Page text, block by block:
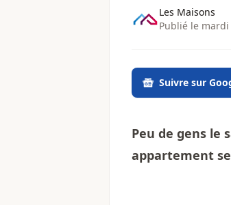
Les Maisons
Publié le mardi
Suivre sur
Peu de gens le
appartement